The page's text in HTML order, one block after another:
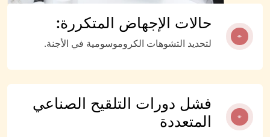
حالات الإجهاض المتكررة:
لتحديد التشوهات الكروموسومية في الأجنة.
فشل دورات التلقيح الصناعي
المتعددة